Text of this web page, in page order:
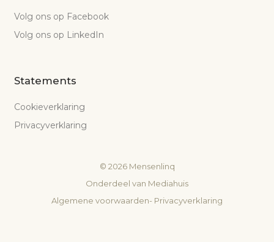
Volg ons op Facebook
Volg ons op LinkedIn
Statements
Cookieverklaring
Privacyverklaring
© 2026Mensenlinq
Onderdeel van Mediahuis
Algemene voorwaarden- Privacyverklaring